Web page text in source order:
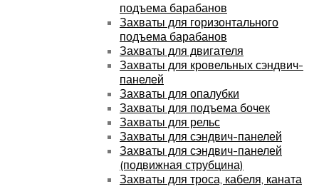
подъема барабанов
Захваты для горизонтального
подъема барабанов
Захваты для двигателя
Захваты для кровельных сэндвич-
панелей
Захваты для опалубки
Захваты для подъема бочек
Захваты для рельс
Захваты для сэндвич-панелей
Захваты для сэндвич-панелей
(подвижная струбцина)
Захваты для троса, кабеля, каната